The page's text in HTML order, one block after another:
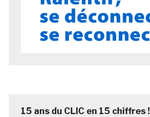
15 ans du CLIC en 15 chiffres !